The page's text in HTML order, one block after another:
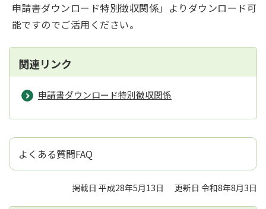
申請書ダウンロード特別徴収関係」よりダウンロード可
能ですのでご活用ください。
関連リンク
申請書ダウンロード特別徴収関係
よくある質問FAQ
掲載日 平成28年5月13日 更新日 令和8年8月3日